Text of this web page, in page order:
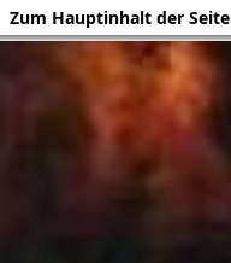
Zum Hauptinhalt der Seite